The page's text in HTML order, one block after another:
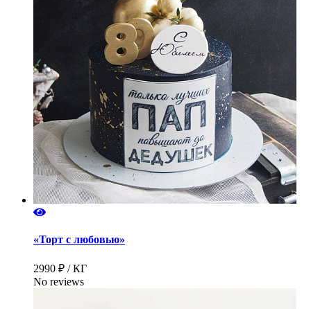
«Торт с любовью»
2990 ₽ / КГ
No reviews